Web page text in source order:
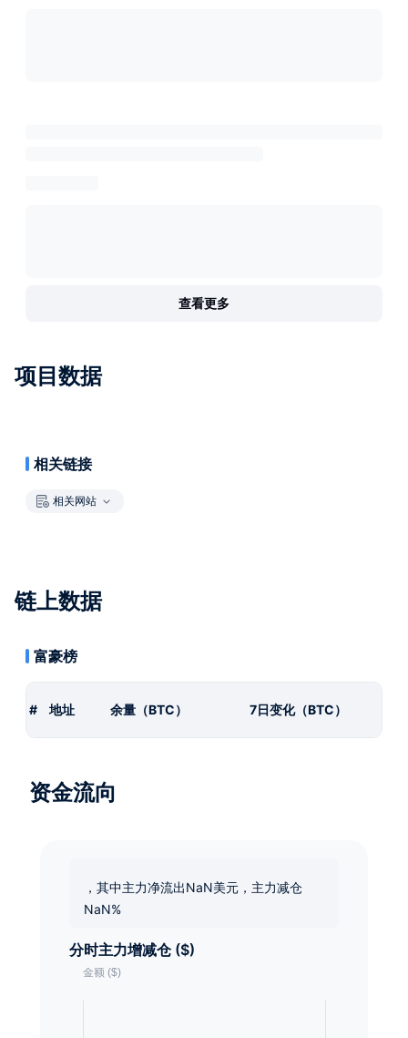
查看更多
项目数据
相关链接
相关网站
链上数据
富豪榜
# 地址 余量（BTC） 7日变化（BTC）
资金流向
，其中主力净流出NaN美元，主力减仓
NaN%
分时主力增减仓 ($)